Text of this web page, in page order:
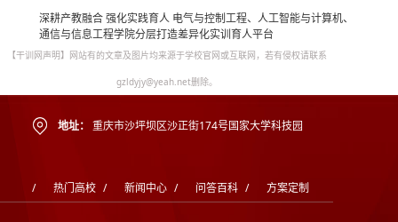
深耕产教融合 强化实践育人 电气与控制工程、人工智能与计算机、
通信与信息工程学院分层打造差异化实训育人平台
【干训网声明】网站有的文章及图片均来源于学校官网或互联网，若有侵权请联系
gzldyjy@yeah.net删除。
地址： 重庆市沙坪坝区沙正街174号国家大学科技园
/ 热门高校 / 新闻中心 / 问答百科 / 方案定制